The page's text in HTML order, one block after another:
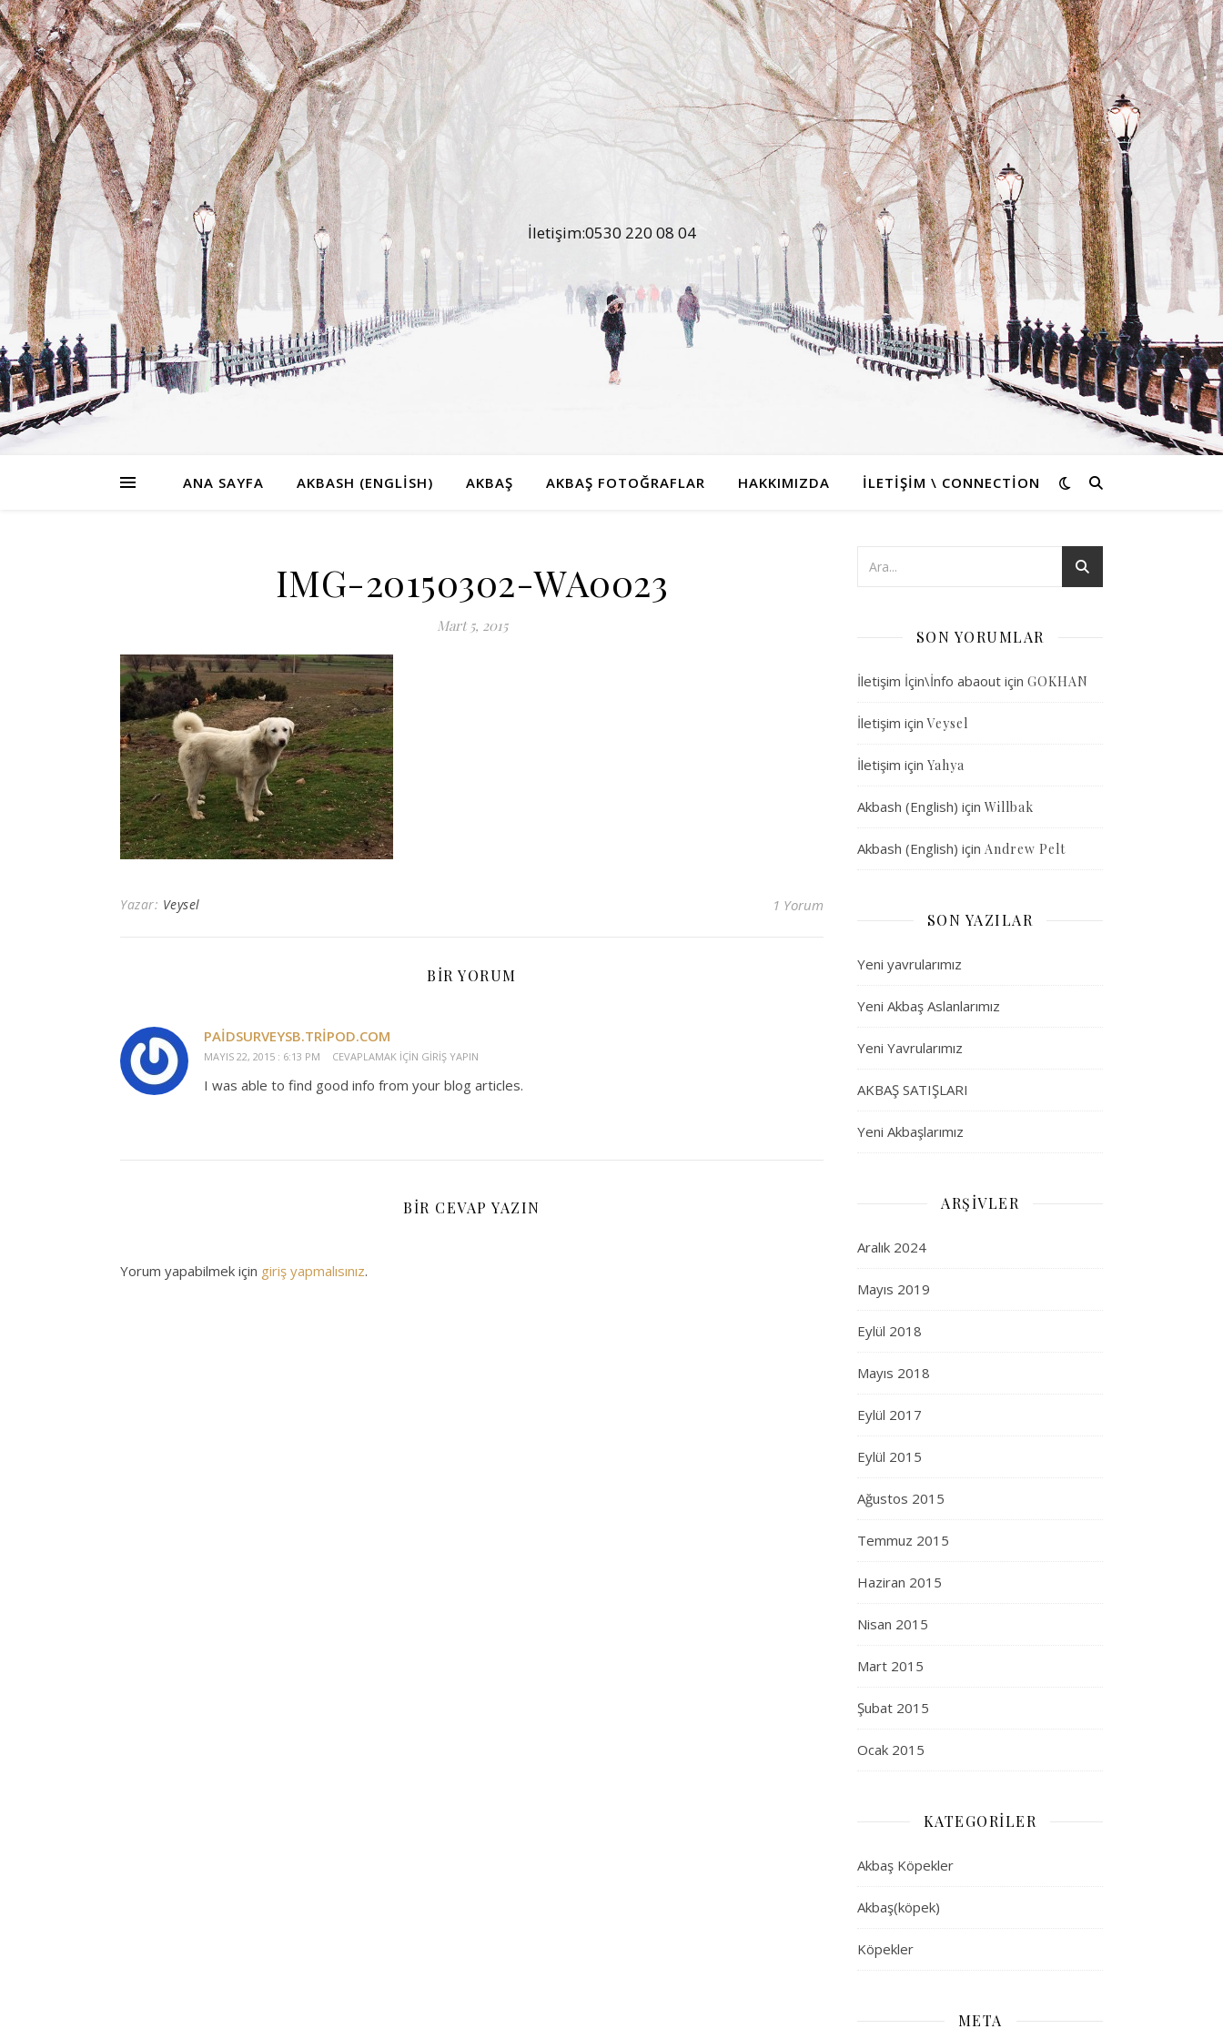
İletişim:0530 220 08 04
ANA SAYFA AKBASH (ENGLISH) AKBAŞ AKBAŞ FOTOĞRAFLAR HAKKIMIZDA İLETIŞIM \ CONNECTION
IMG-20150302-WA0023
Mart 5, 2015
Yazar: Veysel 1 Yorum
BIR YORUM
PAIDSURVEYSB.TRIPOD.COM
MAYIS 22, 2015 : 6:13 PM CEVAPLAMAK IÇIN GIRIŞ YAPIN
I was able to find good info from your blog articles.
BIR CEVAP YAZIN
Yorum yapabilmek için giriş yapmalısınız.
SON YORUMLAR
İletişim İçin\İnfo abaout için GOKHAN
İletişim içinVeysel
İletişim için Yahya
Akbash (English) için Willbak
Akbash (English) için Andrew Pelt
SON YAZILAR
Yeni yavrularımız
Yeni Akbaş Aslanlarımız
Yeni Yavrularımız
AKBAŞ SATIŞLARI
Yeni Akbaşlarımız
ARŞIVLER
Aralık 2024
Mayıs 2019
Eylül 2018
Mayıs 2018
Eylül 2017
Eylül 2015
Ağustos 2015
Temmuz 2015
Haziran 2015
Nisan 2015
Mart 2015
Şubat 2015
Ocak 2015
KATEGORILER
Akbaş Köpekler
Akbaş(köpek)
Köpekler
META